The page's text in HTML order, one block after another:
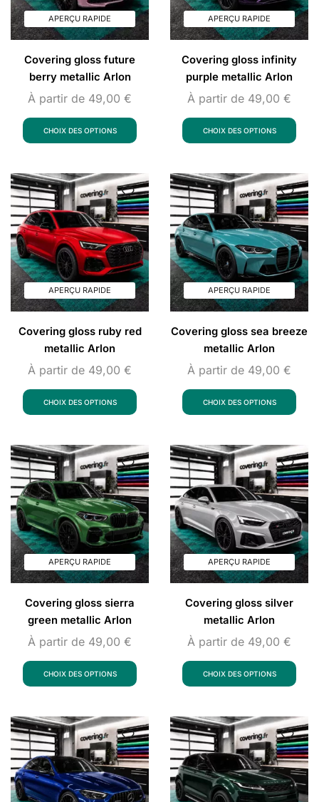
APERÇU RAPIDE
Covering gloss future
berry metallic Arlon
À partir de 49,00 €
CHOIX DES OPTIONS
APERÇU RAPIDE
Covering gloss infinity
purple metallic Arlon
À partir de 49,00 €
CHOIX DES OPTIONS
APERÇU RAPIDE
Covering gloss ruby red
metallic Arlon
À partir de 49,00 €
CHOIX DES OPTIONS
APERÇU RAPIDE
Covering gloss sea breeze
metallic Arlon
À partir de 49,00 €
CHOIX DES OPTIONS
APERÇU RAPIDE
Covering gloss sierra
green metallic Arlon
À partir de 49,00 €
CHOIX DES OPTIONS
APERÇU RAPIDE
Covering gloss silver
metallic Arlon
À partir de 49,00 €
CHOIX DES OPTIONS